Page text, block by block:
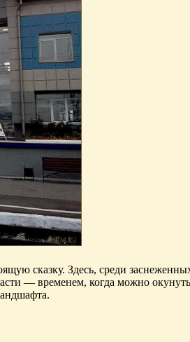
сказку. Здесь, среди
— временем, когда можно